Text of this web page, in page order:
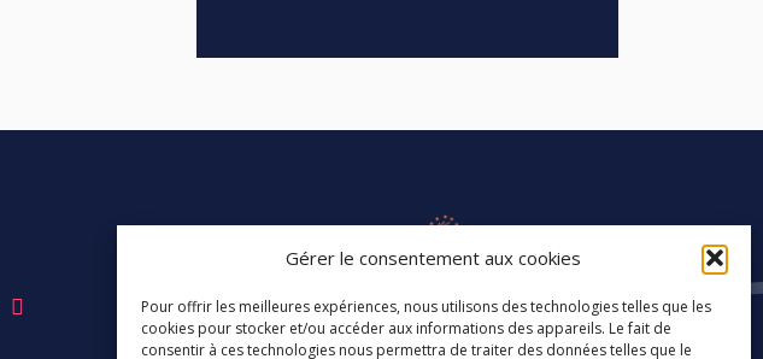
Gérer le consentement aux cookies
Pour offrir les meilleures expériences, nous utilisons des technologies telles que les
cookies pour stocker et/ou accéder aux informations des appareils. Le fait de
consentir à ces technologies nous permettra de traiter des données telles que le